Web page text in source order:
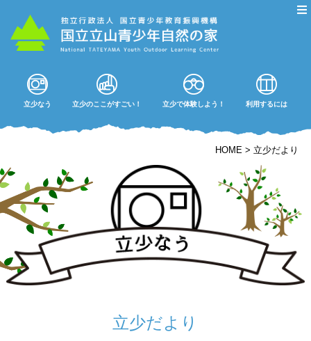
立少なう 立少のここがすごい！ 立少で体験しよう！ 利用するには
HOME > 立少だより
立少だより